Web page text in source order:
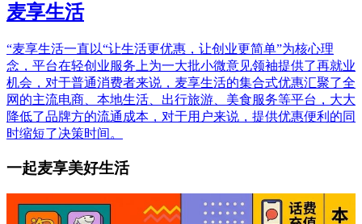
麦享生活
“麦享生活一直以“让生活更优惠，让创业更简单”为核心理
念，平台在轻创业服务上为一大批小微意见领袖提供了再就业
机会，对于普通消费者来说，麦享生活的集合式优惠汇聚了全
网的主流电商、本地生活、出行旅游、美食服务等平台，大大
降低了品牌方的流通成本，对于用户来说，提供优惠便利的同
时缩短了决策时间。
一起麦享美好生活